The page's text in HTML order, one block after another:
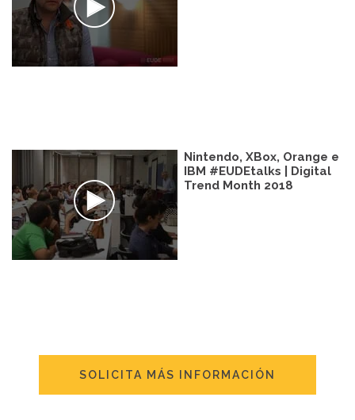
Nintendo, XBox, Orange e
IBM #EUDEtalks | Digital
Trend Month 2018
SOLICITA MÁS INFORMACIÓN